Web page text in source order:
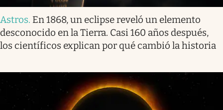
Astros. En 1868, un eclipse reveló un elemento
desconocido en la Tierra. Casi 160 años después,
los científicos explican por qué cambió la historia